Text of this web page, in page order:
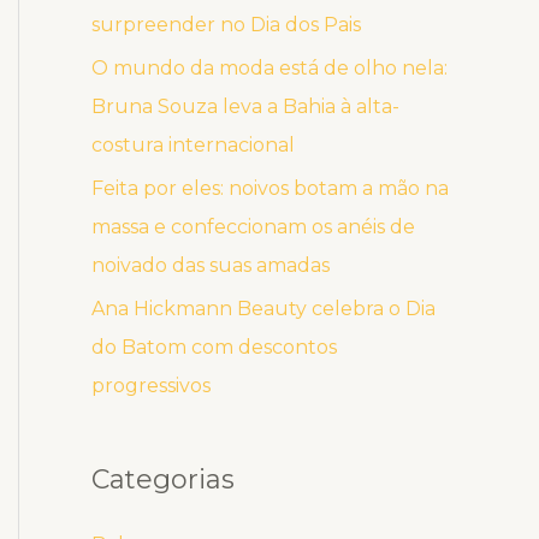
surpreender no Dia dos Pais
O mundo da moda está de olho nela:
Bruna Souza leva a Bahia à alta-
costura internacional
Feita por eles: noivos botam a mão na
massa e confeccionam os anéis de
noivado das suas amadas
Ana Hickmann Beauty celebra o Dia
do Batom com descontos
progressivos
Categorias